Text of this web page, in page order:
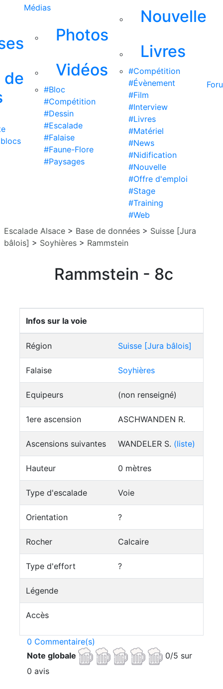
de
Médias
Photos
Vidéos
#Bloc
#Compétition
#Dessin
#Escalade
#Falaise
#Faune-Flore
#Paysages
Nouvelle
Livres
#Compétition
#Évènement
#Film
#Interview
#Livres
#Matériel
#News
#Nidification
#Nouvelle
#Offre d'emploi
#Stage
#Training
#Web
Escalade Alsace > Base de données > Suisse [Jura
bâlois] > Soyhières > Rammstein
Rammstein - 8c
Infos sur la voie
Région Suisse [Jura bâlois]
Falaise Soyhières
Equipeurs (non renseigné)
1ere ascension ASCHWANDEN R.
Ascensions suivantes WANDELER S. (liste)
Hauteur 0 mètres
Type d'escalade Voie
Orientation ?
Rocher Calcaire
Type d'effort ?
Légende
Accès
0 Commentaire(s)
Note globale
0/5 sur
0 avis